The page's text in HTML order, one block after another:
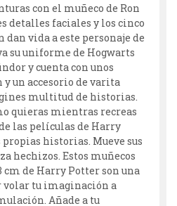
con el muñeco de Ron
detalles faciales y los cinco
vida a este personaje de
su uniforme de Hogwarts
y cuenta con unos
y un accesorio de varita
multitud de historias.
quieras mientras recreas
las películas de Harry
historias. Mueve sus
hechizos. Estos muñecos
cm de Harry Potter son una
volar tu imaginación a
Añade a tu